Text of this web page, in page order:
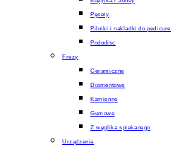
Pęsety
Pilniki i nakladki do pedicure
Pododisc
Frezy
Ceramiczne
Diamentowe
Kamienne
Gumowe
Z węglika spiekanego
Urządzenia